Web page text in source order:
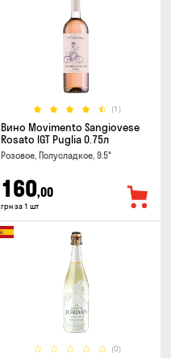
(1)
Вино Movimento Sangiovese
Rosato IGT Puglia 0.75л
Розовое, Полусладкое, 9.5°
160,00
грн за 1 шт
(0)